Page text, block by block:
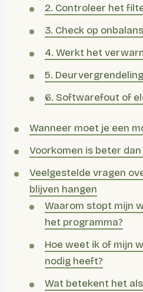
2. Controleer het
3. Check op
4. Werkt het
5.
6. Softwarefout of
Wanneer moet je een
Voorkomen is beter
Veelgestelde vragen
blijven hangen
Waarom stopt mijn
het programma?
Hoe weet ik of mijn
nodig heeft?
Wat betekent het